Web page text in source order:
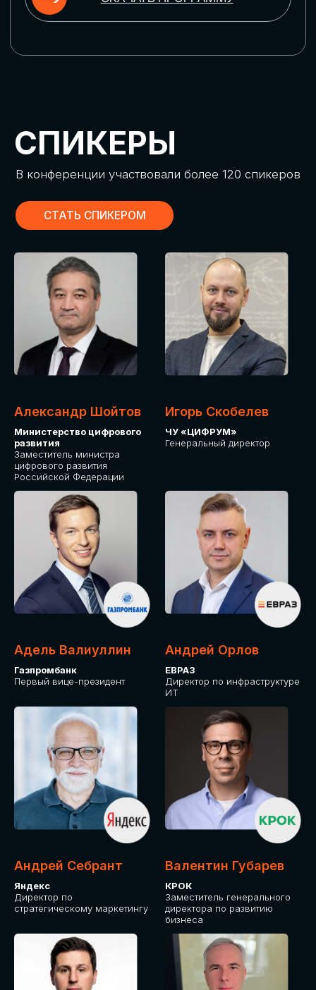
Александр Шойтов
Министерство цифрового
развития
Заместитель министра
цифрового развития
Российской Федерации
Игорь Скобелев
ЧУ «ЦИФРУМ»
Генеральный директор
Адель Валиуллин
Газпромбанк
Первый вице-президент
Андрей Орлов
ЕВРАЗ
Директор по инфраструктуре
ИТ
Андрей Себрант
Яндекс
Директор по
стратегическому маркетингу
Валентин Губарев
КРОК
Заместитель генерального
директора по развитию
бизнеса